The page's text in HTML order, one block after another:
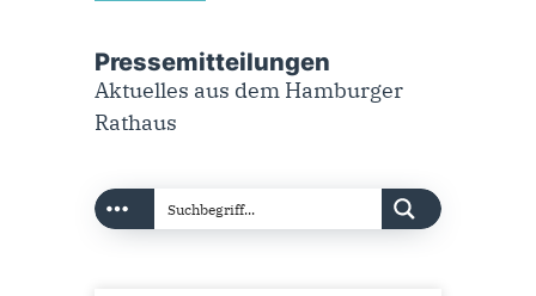
Pressemitteilungen
Aktuelles aus dem Hamburger
Rathaus